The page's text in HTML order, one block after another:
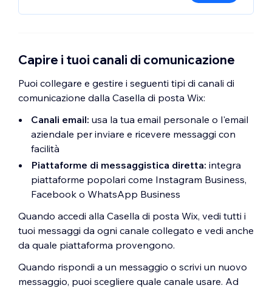
Capire i tuoi canali di comunicazione
Puoi collegare e gestire i seguenti tipi di canali di
comunicazione dalla Casella di posta Wix:
Canali email: usa la tua email personale o l'email
aziendale per inviare e ricevere messaggi con
facilità
Piattaforme di messaggistica diretta: integra
piattaforme popolari come Instagram Business,
Facebook o WhatsApp Business
Quando accedi alla Casella di posta Wix, vedi tutti i
tuoi messaggi da ogni canale collegato e vedi anche
da quale piattaforma provengono.
Quando rispondi a un messaggio o scrivi un nuovo
messaggio, puoi scegliere quale canale usare. Ad